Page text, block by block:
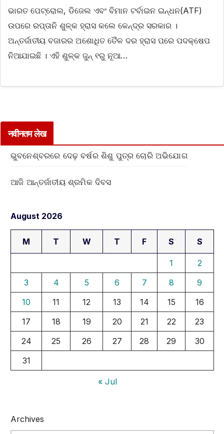
ଭାରତ ପେଟ୍ରୋଲ, ଡିଜେଲ ଏବଂ ବିମାନ ଟର୍ବାଇନ ଇନ୍ଧନ(ATF)
ଉପରେ ରପ୍ତାନି ଶୁଳ୍କ ହ୍ରାସ କଲେ କେନ୍ଦ୍ର ସରକାର ।
ଅନ୍ତର୍ଜାତୀୟ ବଜାରର ଅଶୋଧିତ ତୈଳ ଦର ହ୍ରାସ ପରେ ପଦକ୍ଷେପ
ନିଆଯାଇଛି । ଏହି ଶୁଳ୍କ ଜୁନ୍ ୧ରୁ ନୂଆ…
नवीनतम लेख
ଭୁବନେଶ୍ବରରେ ଦେଢ଼ ବର୍ଷର ଶିଶୁ ପୁତ୍ର ଚୋରି ଅଭିଯୋଗ
ଆଜି ଆନ୍ତର୍ଜାତୀୟ ଶ୍ରମିକ ଦିବସ
August 2026
M T W T F S S
1
2
3
4 5 6 7 8
9
10
11 12 13 14 15
16
17
18 19 20 21 22
23
24
25 26 27 28 29
30
31
« Jul
Archives